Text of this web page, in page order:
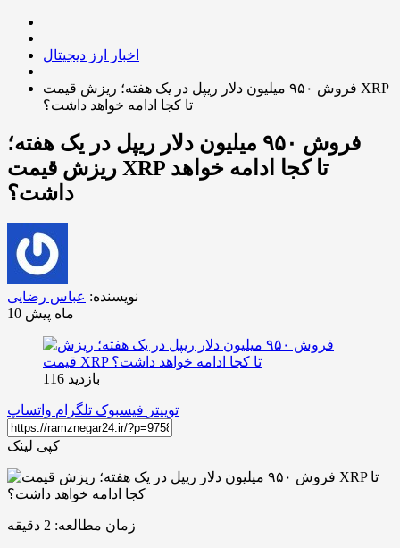
اخبار ارز دیجیتال
فروش ۹۵۰ میلیون دلار ریپل در یک هفته؛ ریزش قیمت XRP
تا کجا ادامه خواهد داشت؟
فروش ۹۵۰ میلیون دلار ریپل در یک هفته؛
ریزش قیمت XRP تا کجا ادامه خواهد
داشت؟
نویسنده: عباس رضایی
10 ماه پیش
بازدید 116
توییتر فیسبوک تلگرام واتساپ
کپی لینک
زمان مطالعه: 2 دقیقه